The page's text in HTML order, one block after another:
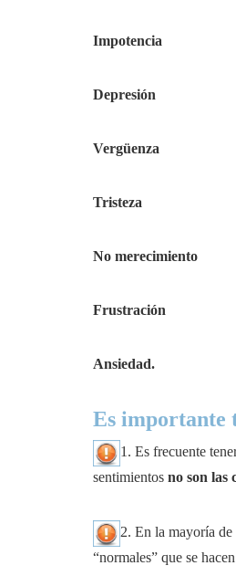
Impotencia
Depresión
Vergüenza
Tristeza
No merecimiento
Frustración
Ansiedad.
Es importante
1. Es frecuente
sentimientos no son las
2. En la mayoría
“normales” que se